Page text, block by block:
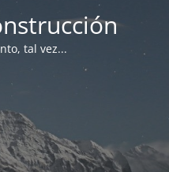
tal vez...